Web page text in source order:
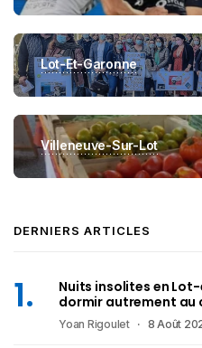
Lot-Et-Garonne
Villeneuve-Sur-Lot
DERNIERS ARTICLES
Nuits insolites en
dormir autrement
Yoan Rigoulet 8 Août